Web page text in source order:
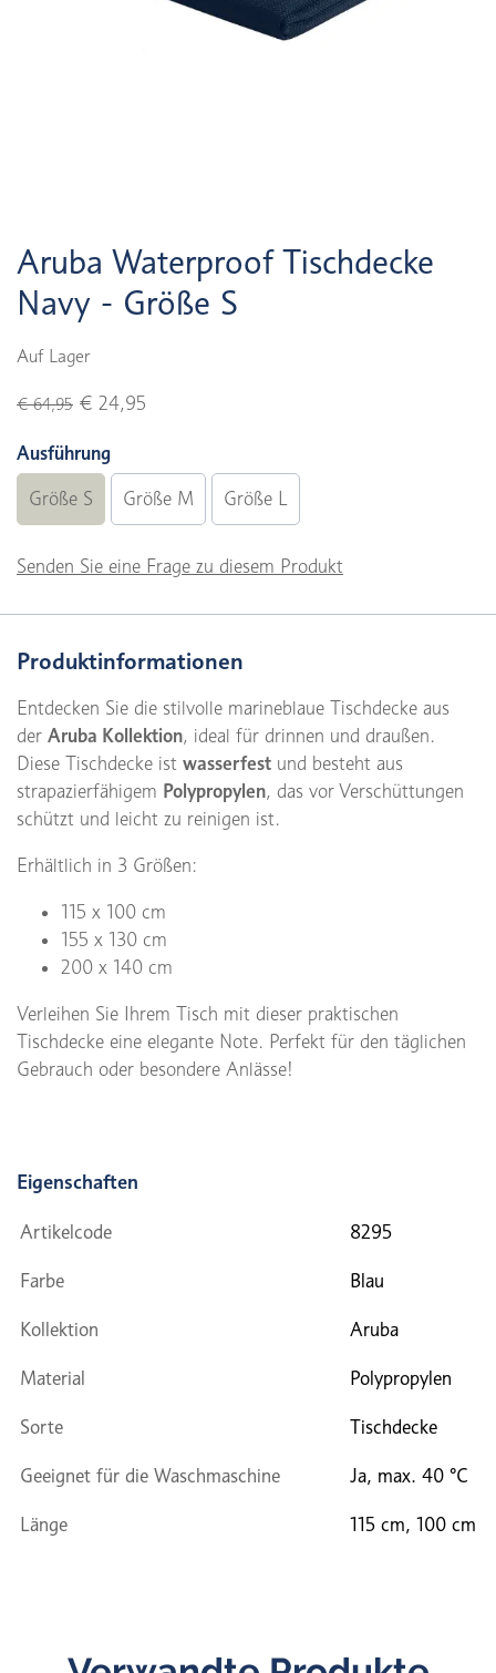
Aruba Waterproof Tischdecke
Navy - Größe S
Auf Lager
€ 64,95 € 24,95
Ausführung
Größe S Größe M Größe L
Senden Sie eine Frage zu diesem Produkt
Produktinformationen
Entdecken Sie die stilvolle marineblaue Tischdecke aus
der Aruba Kollektion, ideal für drinnen und draußen.
Diese Tischdecke ist wasserfest und besteht aus
strapazierfähigem Polypropylen, das vor Verschüttungen
schützt und leicht zu reinigen ist.
Erhältlich in 3 Größen:
115 x 100 cm
155 x 130 cm
200 x 140 cm
Verleihen Sie Ihrem Tisch mit dieser praktischen
Tischdecke eine elegante Note. Perfekt für den täglichen
Gebrauch oder besondere Anlässe!
Eigenschaften
Artikelcode 8295
Farbe Blau
Kollektion Aruba
Material Polypropylen
Sorte Tischdecke
Geeignet für die Waschmaschine Ja, max. 40 °C
Länge 115 cm, 100 cm